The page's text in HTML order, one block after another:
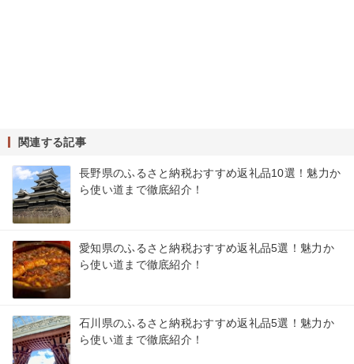
関連する記事
長野県のふるさと納税おすすめ返礼品10選！魅力か
ら使い道まで徹底紹介！
愛知県のふるさと納税おすすめ返礼品5選！魅力か
ら使い道まで徹底紹介！
石川県のふるさと納税おすすめ返礼品5選！魅力か
ら使い道まで徹底紹介！